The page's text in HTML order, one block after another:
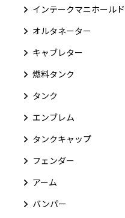
インテークマニホールド
オルタネーター
キャブレター
燃料タンク
タンク
エンブレム
タンクキャップ
フェンダー
アーム
バンパー